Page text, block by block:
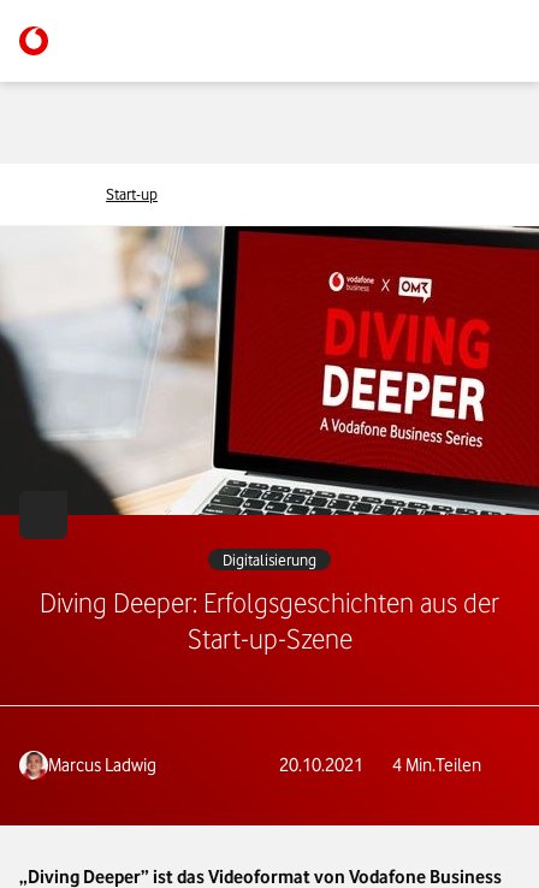
Start-up
Digitalisierung
Diving Deeper: Erfolgsgeschichten aus der
Start-up-Szene
Marcus Ladwig 20.10.2021 4 Min.Teilen
„Diving Deeper” ist das Videoformat von Vodafone Business